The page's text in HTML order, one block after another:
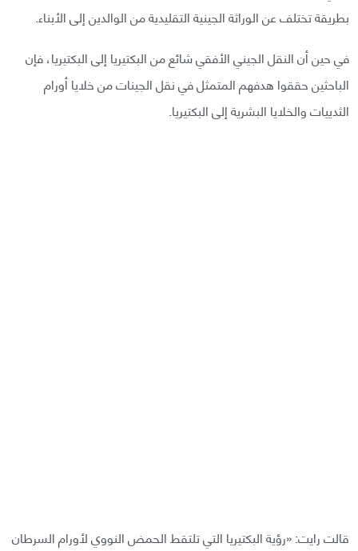
بطريقة تختلف عن الوراثة الجينية التقليدية من الوالدين إلى الأبناء.
في حين أن النقل الجيني الأفقي شائع من البكتيريا إلى البكتيريا، فإن
الباحثين حققوا هدفهم المتمثل في نقل الجينات من خلايا أورام
الثدييات والخلايا البشرية إلى البكتيريا.
قالت رايت: «رؤية البكتيريا التي تلتقط الحمض النووي لأورام السرطان